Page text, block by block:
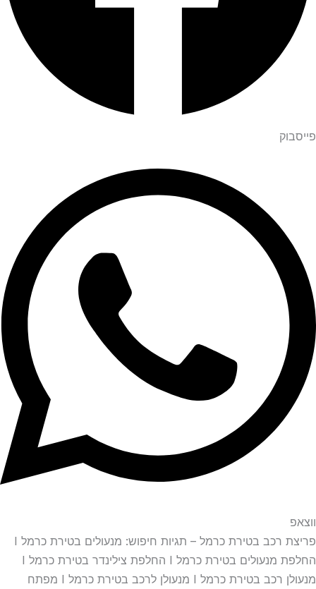
פייסבוק
ווצאפ
פריצת רכב בטירת כרמל – תגיות חיפוש: מנעולים בטירת כרמל I
החלפת מנעולים בטירת כרמל I החלפת צילינדר בטירת כרמל I
מנעולן רכב בטירת כרמל I מנעולן לרכב בטירת כרמל I מפתח